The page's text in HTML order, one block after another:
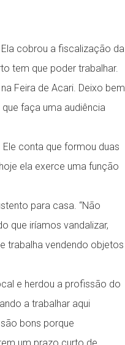
cobrou a fiscalização da
tem que poder trabalhar.
Feira de Acari. Deixo bem
faça uma audiência
conta que formou duas
ela exerce uma função
para casa. “Não
que iríamos vandalizar,
trabalha vendendo objetos
e herdou a profissão do
a trabalhar aqui
bons porque
um prazo curto de